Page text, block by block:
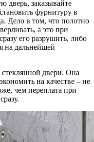
дверь, заказывайте
фурнитуру в
Дело в том, что полотно
а это при
его разрушить, либо
на дальнейшей
двери. Она
на качестве – не
чем переплата при